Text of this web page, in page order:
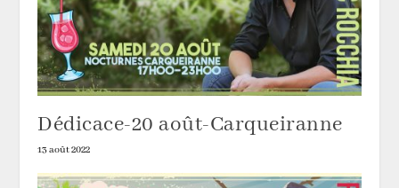
Dédicace-20 août-Carqueiranne
13 août 2022